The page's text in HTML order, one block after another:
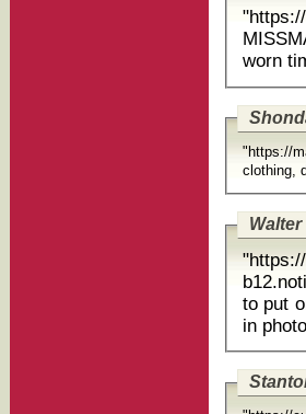
worn
"https://
Walter
to put on one thing
in